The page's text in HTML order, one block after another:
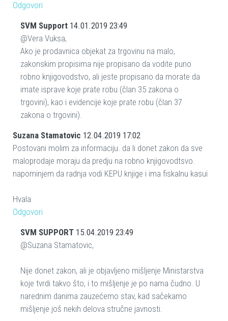
Odgovori
SVM Support 14.01.2019 23:49
@Vera Vuksa,
Ako je prodavnica objekat za trgovinu na malo,
zakonskim propisima nije propisano da vodite puno
robno knjigovodstvo, ali jeste propisano da morate da
imate isprave koje prate robu (član 35 zakona o
trgovini), kao i evidencije koje prate robu (član 37
zakona o trgovini).
Suzana Stamatovic 12.04.2019 17:02
Postovani molim za informaciju. da li donet zakon da sve
maloprodaje moraju da predju na robno knjigovodtsvo.
napominjem da radnja vodi KEPU knjige i ima fiskalnu kasui
Hvala
Odgovori
SVM SUPPORT 15.04.2019 23:49
@Suzana Stamatovic,
Nije donet zakon, ali je objavljeno mišljenje Ministarstva
koje tvrdi takvo što, i to mišljenje je po nama čudno. U
narednim danima zauzećemo stav, kad sačekamo
mišljenje još nekih delova stručne javnosti.